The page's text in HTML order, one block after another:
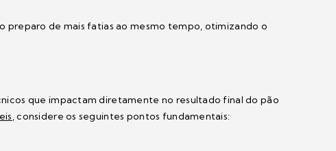
preparo de mais fatias ao mesmo tempo, otimizando o
que impactam diretamente no resultado final do pão
, considere os seguintes pontos fundamentais: